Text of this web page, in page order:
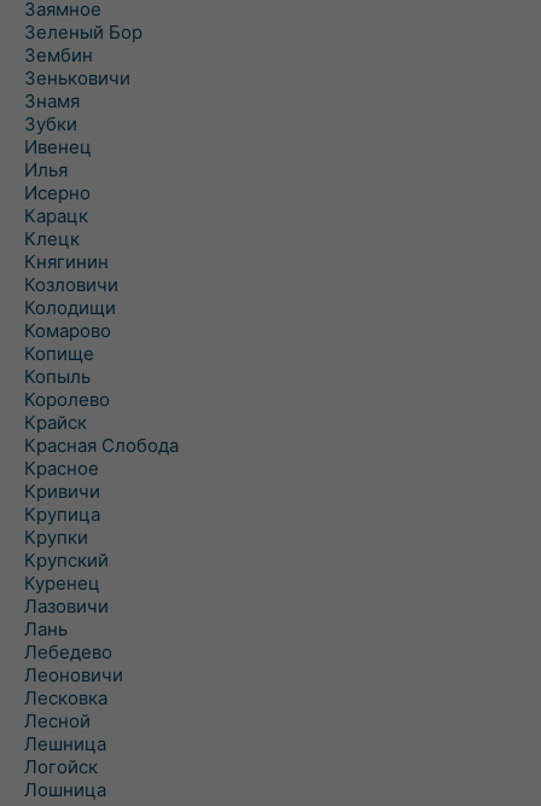
Заямное
Зеленый Бор
Зембин
Зеньковичи
Знамя
Зубки
Ивенец
Илья
Исерно
Карацк
Клецк
Княгинин
Козловичи
Колодищи
Комарово
Копище
Копыль
Королево
Крайск
Красная Слобода
Красное
Кривичи
Крупица
Крупки
Крупский
Куренец
Лазовичи
Лань
Лебедево
Леоновичи
Лесковка
Лесной
Лешница
Логойск
Лошница